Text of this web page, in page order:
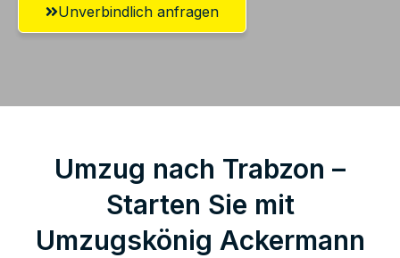
Unverbindlich anfragen
Umzug nach Trabzon –
Starten Sie mit
Umzugskönig Ackermann